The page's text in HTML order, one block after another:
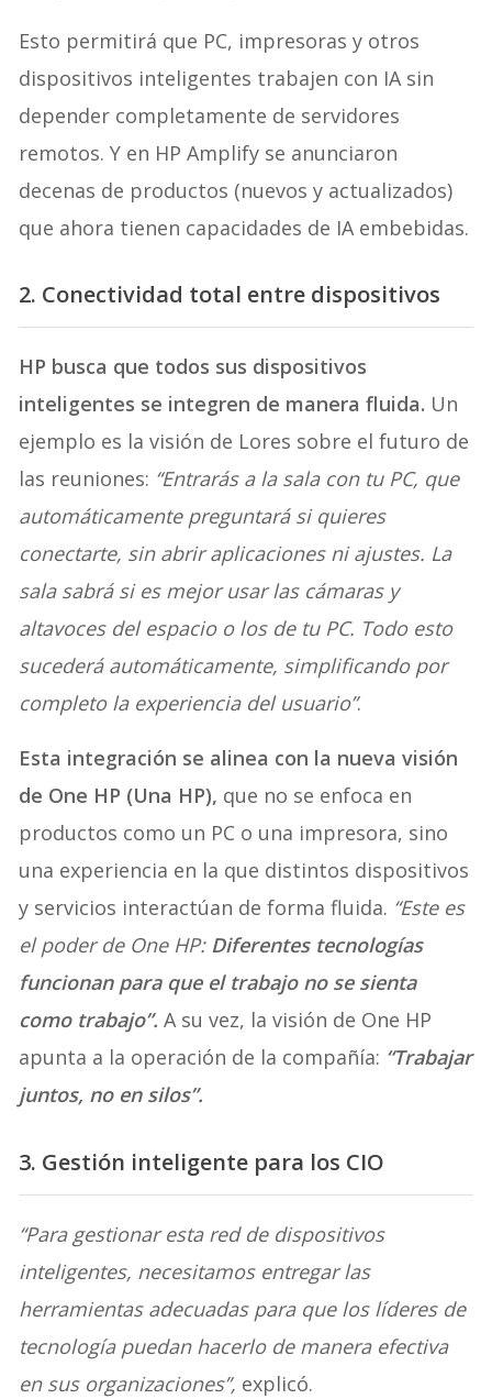
Esto permitirá que PC, impresoras y otros
dispositivos inteligentes trabajen con IA sin
depender completamente de servidores
remotos. Y en HP Amplify se anunciaron
decenas de productos (nuevos y actualizados)
que ahora tienen capacidades de IA embebidas.
2. Conectividad total entre dispositivos
HP busca que todos sus dispositivos
inteligentes se integren de manera fluida. Un
ejemplo es la visión de Lores sobre el futuro de
las reuniones: “Entrarás a la sala con tu PC, que
automáticamente preguntará si quieres
conectarte, sin abrir aplicaciones ni ajustes. La
sala sabrá si es mejor usar las cámaras y
altavoces del espacio o los de tu PC. Todo esto
sucederá automáticamente, simplificando por
completo la experiencia del usuario”.
Esta integración se alinea con la nueva visión
de One HP (Una HP), que no se enfoca en
productos como un PC o una impresora, sino
una experiencia en la que distintos dispositivos
y servicios interactúan de forma fluida. “Este es
el poder de One HP: Diferentes tecnologías
funcionan para que el trabajo no se sienta
como trabajo”. A su vez, la visión de One HP
apunta a la operación de la compañía: “Trabajar
juntos, no en silos”.
3. Gestión inteligente para los CIO
“Para gestionar esta red de dispositivos
inteligentes, necesitamos entregar las
herramientas adecuadas para que los líderes de
tecnología puedan hacerlo de manera efectiva
en sus organizaciones”, explicó.